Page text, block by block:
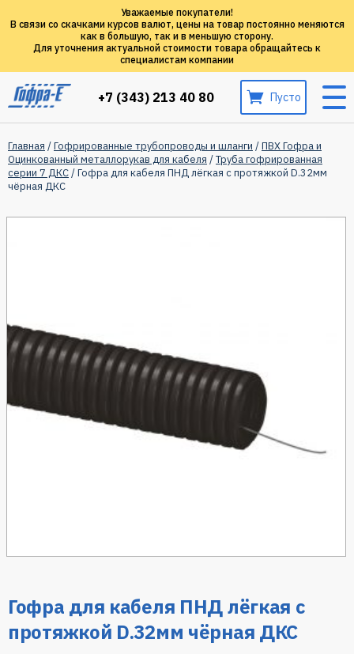
Уважаемые покупатели!
В связи со скачками курсов валют, цены на товар постоянно меняются
как в большую, так и в меньшую сторону.
Для уточнения актуальной стоимости товара обращайтесь к
специалистам компании
+7 (343) 213 40 80 Пусто
Главная /Гофрированные трубопроводы и шланги /ПВХ Гофра и
Оцинкованный металлорукав для кабеля /Труба гофрированная
серии 7 ДКС/ Гофра для кабеля ПНД лёгкая с протяжкой D.32мм
чёрная ДКС
Гофра для кабеля ПНД лёгкая с
протяжкой D.32мм чёрная ДКС